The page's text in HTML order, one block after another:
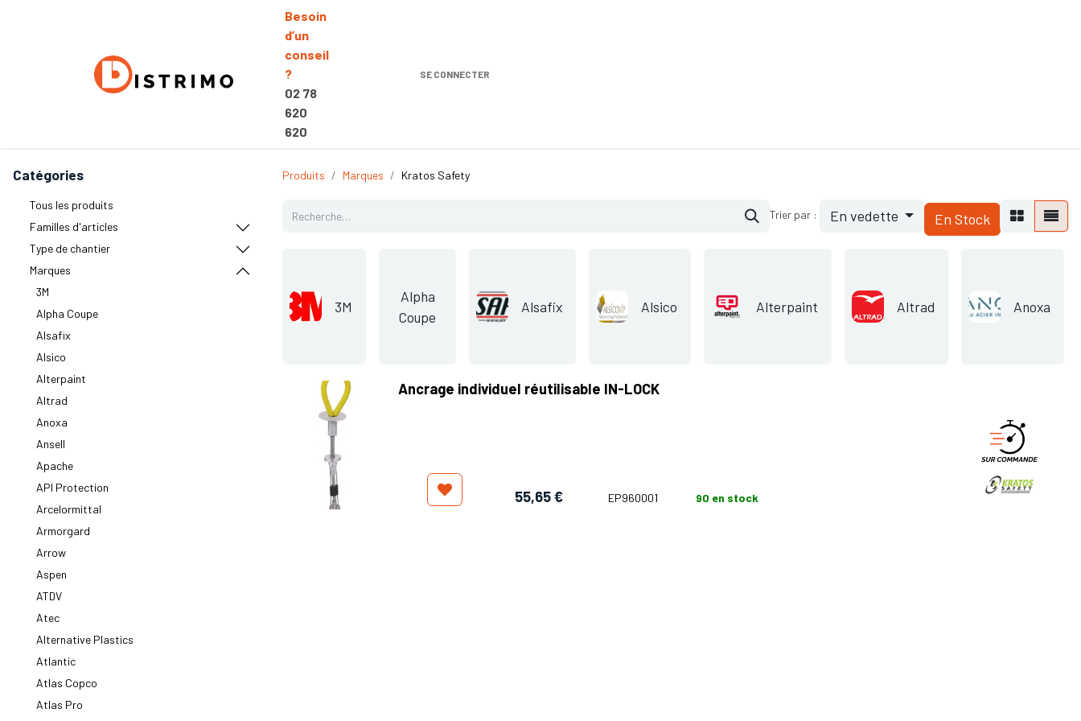
Besoin
d’un
conseil
?
02 78
620
620
SE CONNECTER
Catégories
Tous les produits
Familles d'articles
Type de chantier
Marques
3M
Alpha Coupe
Alsafix
Alsico
Alterpaint
Altrad
Anoxa
Ansell
Apache
API Protection
Arcelormittal
Armorgard
Arrow
Aspen
ATDV
Atec
Alternative Plastics
Atlantic
Atlas Copco
Atlas Pro
Produits Marques Kratos Safety
Trier par : En vedette En Stock
3M
Alpha
Coupe
Alsafix Alsico Alterpaint Altrad Anoxa
Ancrage individuel réutilisable IN-LOCK
55,65€ EP960001 90 en stock